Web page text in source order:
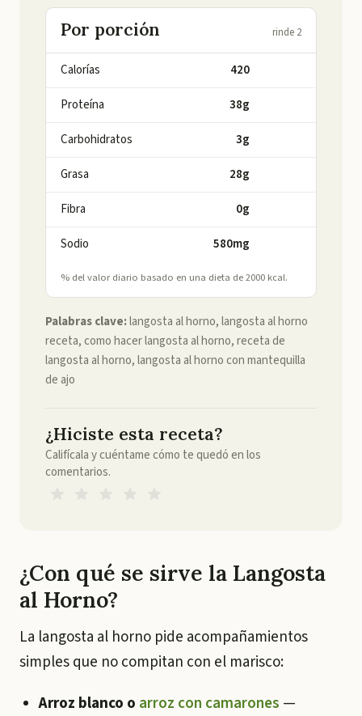
Por porción rinde 2
Calorías 420
Proteína 38g
Carbohidratos 3g
Grasa 28g
Fibra 0g
Sodio 580mg
% del valor diario basado en una dieta de 2000 kcal.
Palabras clave:langosta al horno, langosta al horno
receta, como hacer langosta al horno, receta de
langosta al horno, langosta al horno con mantequilla
de ajo
¿Hiciste esta receta?
Califícala y cuéntame cómo te quedó en los
comentarios.
¿Con qué se sirve la Langosta
al Horno?
La langosta al horno pide acompañamientos
simples que no compitan con el marisco:
Arroz blanco o arroz con camarones —